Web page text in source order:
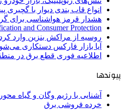
انواع قاب بندی دیوار با
هشدار قرمز هواشناسی برای گرمای ۵۰ درجه؛ بارش‌های سیل‌آسا
and Consumer Protection
روسیه از مراکش بنزین وارد کرد
آیا بازار فارکس دستکاری
اطلاعیه فوری قطع برق در
پیوندها
آشنایی با رژیم وگان و گیاه محور
خرده فروشی برق